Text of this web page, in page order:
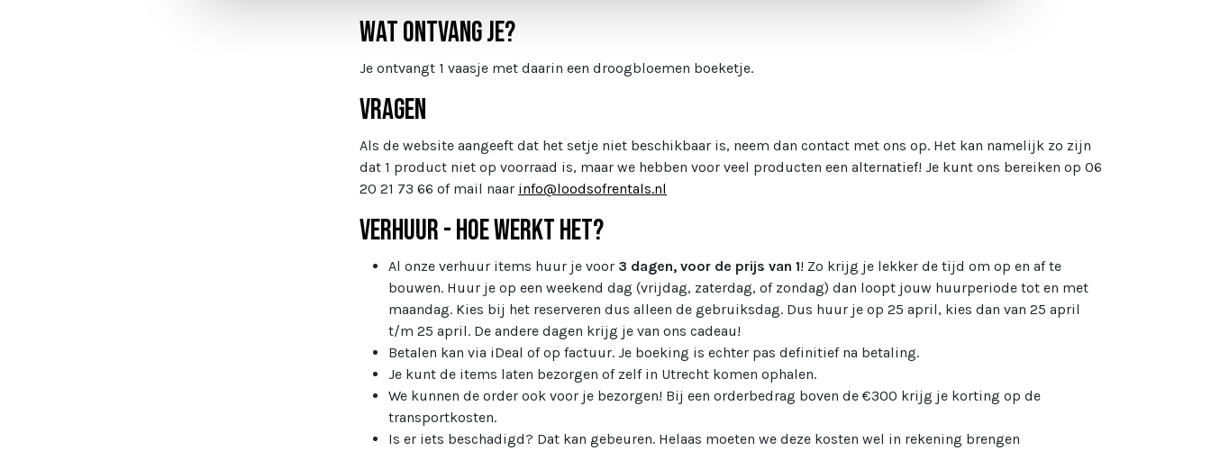
Wat ontvang je?
Je ontvangt 1 vaasje met daarin een droogbloemen boeketje.
Vragen
Als de website aangeeft dat het setje niet beschikbaar is, neem dan contact met ons op. Het kan namelijk zo zijn
dat 1 product niet op voorraad is, maar we hebben voor veel producten een alternatief! Je kunt ons bereiken op 06
20 21 73 66 of mail naar info@loodsofrentals.nl
Verhuur - Hoe werkt het?
Al onze verhuur items huur je voor 3 dagen, voor de prijs van 1! Zo krijg je lekker de tijd om op en af te
bouwen. Huur je op een weekend dag (vrijdag, zaterdag, of zondag) dan loopt jouw huurperiode tot en met
maandag. Kies bij het reserveren dus alleen de gebruiksdag. Dus huur je op 25 april, kies dan van 25 april
t/m 25 april. De andere dagen krijg je van ons cadeau!
Betalen kan via iDeal of op factuur. Je boeking is echter pas definitief na betaling.
Je kunt de items laten bezorgen of zelf in Utrecht komen ophalen.
We kunnen de order ook voor je bezorgen! Bij een orderbedrag boven de €300 krijg je korting op de
transportkosten.
Is er iets beschadigd? Dat kan gebeuren. Helaas moeten we deze kosten wel in rekening brengen